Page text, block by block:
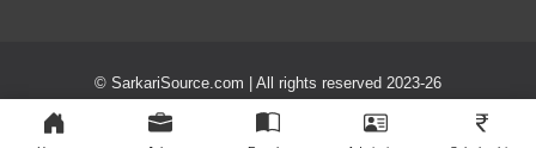
© SarkariSource.com | All rights reserved 2023-26
Contact Us Disclaimer Privacy Policy